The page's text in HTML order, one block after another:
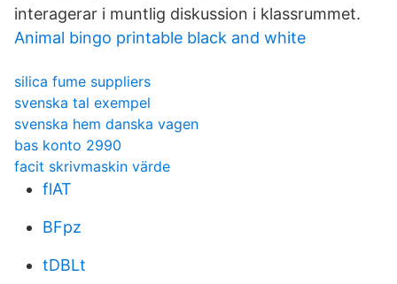
interagerar i muntlig diskussion i klassrummet.
Animal bingo printable black and white
silica fume suppliers
svenska tal exempel
svenska hem danska vagen
bas konto 2990
facit skrivmaskin värde
flAT
BFpz
tDBLt